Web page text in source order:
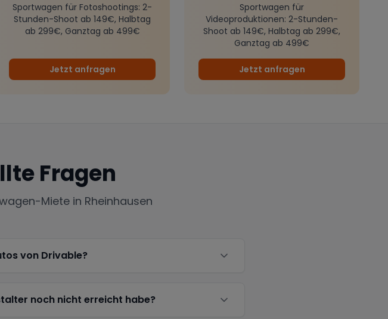
Sportwagen für Fotoshootings: 2-
Stunden-Shoot ab 149€, Halbtag
ab 299€, Ganztag ab 499€
Jetzt anfragen
Sportwagen für
Videoproduktionen: 2-Stunden-
Shoot ab 149€, Halbtag ab 299€,
Ganztag ab 499€
Jetzt anfragen
Fragen
Miete in Rheinhausen
von Drivable?
noch nicht erreicht habe?